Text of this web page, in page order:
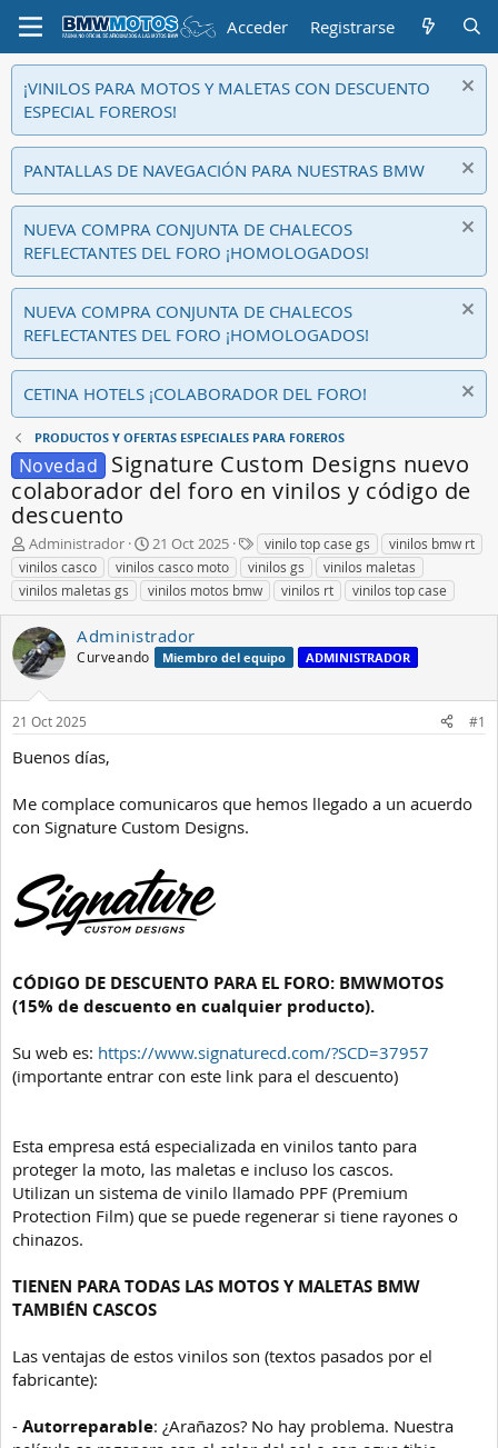
Acceder Registrarse
¡VINILOS PARA MOTOS Y MALETAS CON DESCUENTO
ESPECIAL FOREROS!
PANTALLAS DE NAVEGACIÓN PARA NUESTRAS BMW
NUEVA COMPRA CONJUNTA DE CHALECOS
REFLECTANTES DEL FORO ¡HOMOLOGADOS!
NUEVA COMPRA CONJUNTA DE CHALECOS
REFLECTANTES DEL FORO ¡HOMOLOGADOS!
CETINA HOTELS ¡COLABORADOR DEL FORO!
PRODUCTOS Y OFERTAS ESPECIALES PARA FOREROS
Novedad
Signature Custom Designs nuevo
colaborador del foro en vinilos y código de
descuento
A
u
t
o
r
Administrador
F
e
c
h
a
d
e
n
21 Oct 2025
E
t
i
q
u
e
t
s
vinilo top case gs
vinilos bmw rt
vinilos casco
vinilos casco moto vinilos gs
vinilos maletas
vinilos maletas gs
vinilos motos bmw vinilos rt vinilos top case
Administrador
Curveando Miembro del equipo ADMINISTRADOR
21 Oct 2025 #1
Buenos días,
Me complace comunicaros que hemos llegado a un acuerdo
con Signature Custom Designs.
CÓDIGO DE DESCUENTO PARA EL FORO: BMWMOTOS
(15% de descuento en cualquier producto).
Su web es: https://www.signaturecd.com/?SCD=37957
(importante entrar con este link para el descuento)
Esta empresa está especializada en vinilos tanto para
proteger la moto, las maletas e incluso los cascos.
Utilizan un sistema de vinilo llamado PPF (Premium
Protection Film) que se puede regenerar si tiene rayones o
chinazos.
TIENEN PARA TODAS LAS MOTOS Y MALETAS BMW
TAMBIÉN CASCOS
Las ventajas de estos vinilos son (textos pasados por el
fabricante):
- Autorreparable: ¿Arañazos? No hay problema. Nuestra